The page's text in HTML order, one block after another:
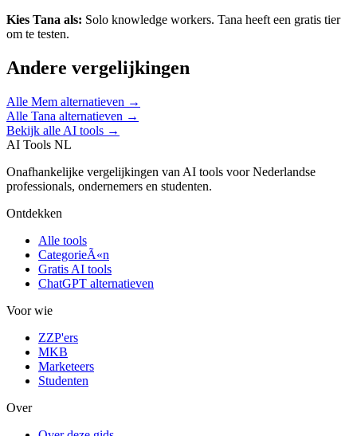
Kies Tana als: Solo knowledge workers. Tana heeft een gratis tier
om te testen.
Andere vergelijkingen
Alle Mem alternatieven →
Alle Tana alternatieven →
Bekijk alle AI tools →
AI Tools NL
Onafhankelijke vergelijkingen van AI tools voor Nederlandse
professionals, ondernemers en studenten.
Ontdekken
Alle tools
CategorieÃ«n
Gratis AI tools
ChatGPT alternatieven
Voor wie
ZZP'ers
MKB
Marketeers
Studenten
Over